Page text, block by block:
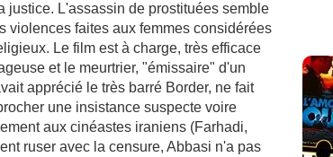
justice. L'assassin de prostituées semble
violences faites aux femmes considérées
Le film est à charge, très efficace
et le meurtrier, "émissaire" d'un
apprécié le très barré Border, ne fait
une insistance suspecte voire
aux cinéastes iraniens (Farhadi,
ruser avec la censure, Abbasi n'a pas